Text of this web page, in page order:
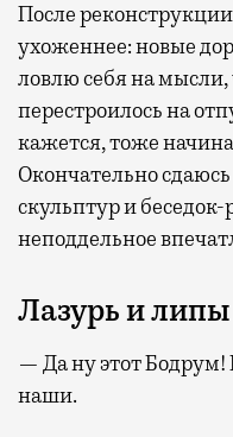
После
ухоженнее: новые
ловлю себя на
перестроилось на
кажется, тоже
Окончательно
скульптур и
неподдельное
Лазурь и липы
— Да ну этот
наши.